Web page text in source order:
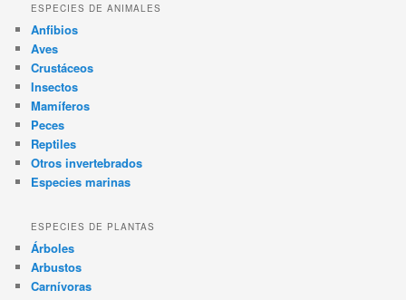
ESPECIES DE ANIMALES
Anfibios
Aves
Crustáceos
Insectos
Mamíferos
Peces
Reptiles
Otros invertebrados
Especies marinas
ESPECIES DE PLANTAS
Árboles
Arbustos
Carnívoras